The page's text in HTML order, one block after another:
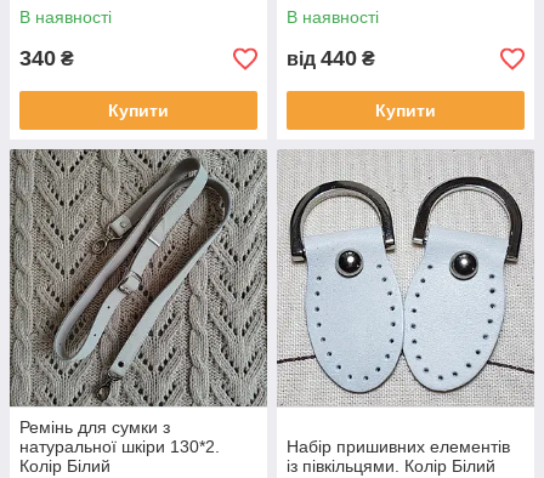
В наявності
340 ₴
Купити
В наявності
від 440 ₴
Купити
Ремінь для сумки з
натуральної шкіри 130*2.
Колір Білий
Набір пришивних елементів
із півкільцями. Колір Білий